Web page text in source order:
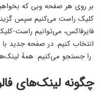
بر روی هر صفحه وبی که بخواهیم
را جستجو می‌کنیم. همهٔ
چگونه لینک‌های